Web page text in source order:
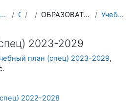
Факультетской терапии О курсе ПФТ ОБРАЗОВАТЕЛЬНЫЕ СТАНДАРТЫ, ООП, УЧЕБНЫЕ ПЛАНЫ Учебный план (спец) 2023-2029
2023-2029
план (спец) 2023-2029,
2022-2028